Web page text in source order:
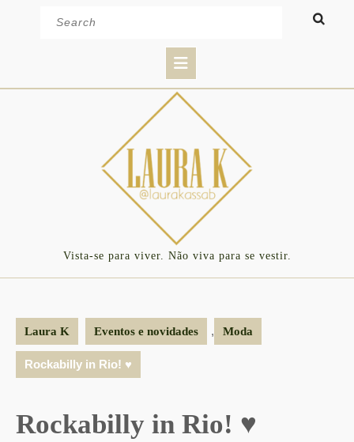
Button
Vista-se para viver. Não viva para se vestir.
Laura K Eventos e novidades , Moda
Rockabilly in Rio! ♥
Rockabilly in Rio! ♥